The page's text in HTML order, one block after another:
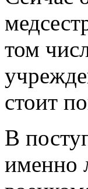
том
стоит
В
именно